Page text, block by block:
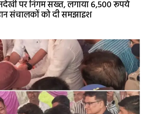
पर निगम सख्त, लगाया 6,500 रूपये
संचालकों को दी समझाइश